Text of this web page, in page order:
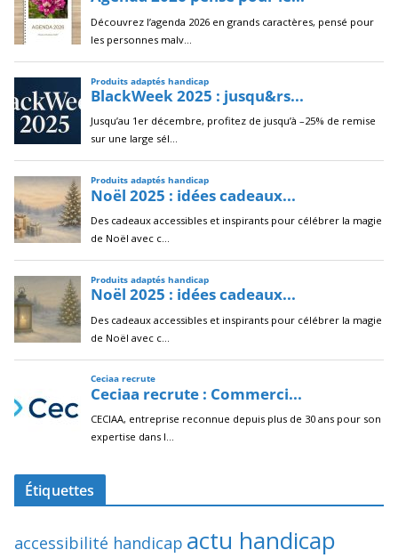
e
s
Étiquettes
accessibilité handicap actu handicap